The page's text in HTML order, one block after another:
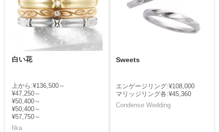
白い花
上から:¥136,500～
¥47,250～
¥50,400～
¥50,400～
¥57,750～
fika
Sweets
エンゲージリング:¥108,000
マリッジリング各:¥45,360
Condense Wedding